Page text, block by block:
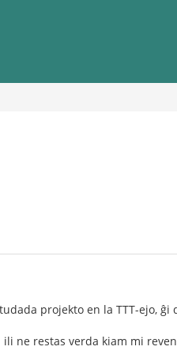
projekto en la TTT-ejo,
ne restas verda kiam mi